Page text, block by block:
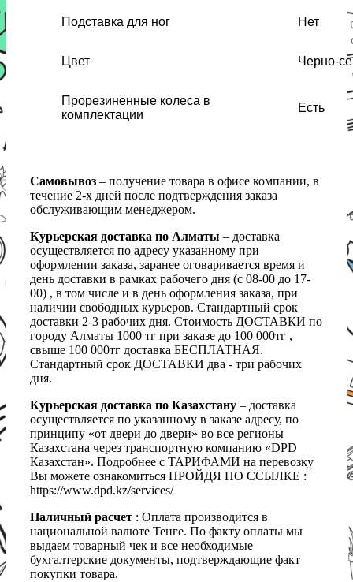
Подставка для ног Нет
Цвет Черно-
Прорезиненные колеса в
комплектации
Есть
Самовывоз – получение товара в офисе компании, в
течение 2-х дней после подтверждения заказа
обслуживающим менеджером.
Курьерская доставка по Алматы – доставка
осуществляется по адресу указанному при
оформлении заказа, заранее оговаривается время и
день доставки в рамках рабочего дня (с 08-00 до 17-
00) , в том числе и в день оформления заказа, при
наличии свободных курьеров. Стандартный срок
доставки 2-3 рабочих дня. Стоимость ДОСТАВКИ по
городу Алматы 1000 тг при заказе до 100 000тг ,
свыше 100 000тг доставка БЕСПЛАТНАЯ.
Стандартный срок ДОСТАВКИ два - три рабочих
дня.
Курьерская доставка по Казахстану – доставка
осуществляется по указанному в заказе адресу, по
принципу «от двери до двери» во все регионы
Казахстана через транспортную компанию «DPD
Казахстан». Подробнее с ТАРИФАМИ на перевозку
Вы можете ознакомиться ПРОЙДЯ ПО ССЫЛКЕ :
https://www.dpd.kz/services/
Наличный расчет : Оплата производится в
национальной валюте Тенге. По факту оплаты мы
выдаем товарный чек и все необходимые
бухгалтерские документы, подтверждающие факт
покупки товара.